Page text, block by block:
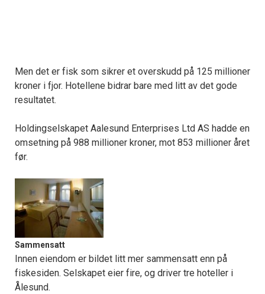
Men det er fisk som sikrer et overskudd på 125 millioner
kroner i fjor. Hotellene bidrar bare med litt av det gode
resultatet.
Holdingselskapet Aalesund Enterprises Ltd AS hadde en
omsetning på 988 millioner kroner, mot 853 millioner året
før.
Sammensatt
Innen eiendom er bildet litt mer sammensatt enn på
fiskesiden. Selskapet eier fire, og driver tre hoteller i
Ålesund.